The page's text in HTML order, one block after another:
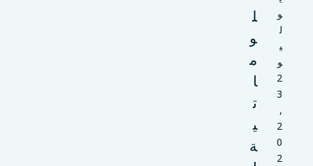
و
ل
ي
و
2
3
,
2
0
2
ل
و
م
ا
ت
ي
ة